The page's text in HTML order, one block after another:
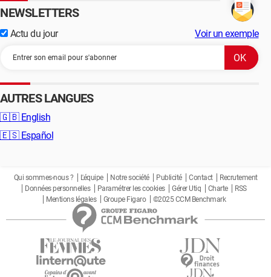
NEWSLETTERS
Actu du jour Voir un exemple
AUTRES LANGUES
🇬🇧 English
🇪🇸 Español
Qui sommes-nous ? L'équipe Notre société Publicité Contact
Recrutement
Données personnelles
Paramétrer les cookies Gérer Utiq Charte
RSS
Mentions légales
Groupe Figaro ©2025 CCM Benchmark